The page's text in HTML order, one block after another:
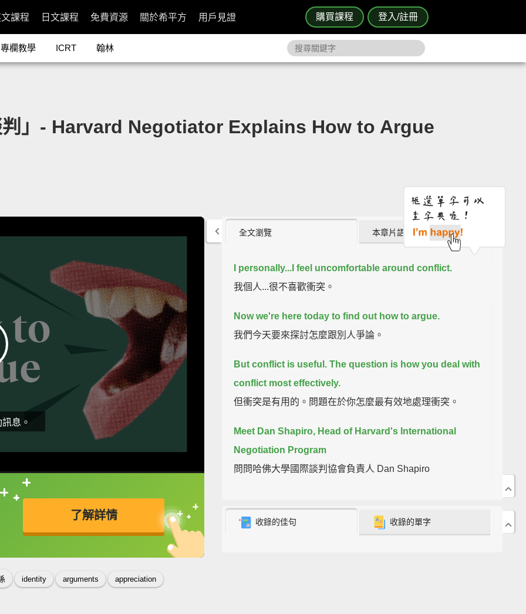
購買課程 登入/註冊
課程 日文課程 免費資源 關於希平方 用戶見證
專欄教學 ICRT 翰林
判」- Harvard Negotiator Explains How to Argue
息。
了解詳情
接查字典喔！
英
identity arguments appreciation
全文瀏覽 本章片語 (1)
I personally...I feel uncomfortable around conflict.
我個人...很不喜歡衝突。
Now we're here today to find out how to argue.
我們今天要來探討怎麼跟別人爭論。
But conflict is useful. The question is how you deal with
conflict most effectively.
但衝突是有用的。問題在於你怎麼最有效地處理衝突。
Meet Dan Shapiro, Head of Harvard's International
Negotiation Program
問問哈佛大學國際談判協會負責人 Dan Shapiro
How to Resolve Your Most Emotionally Charged
收錄的佳句 收錄的單字